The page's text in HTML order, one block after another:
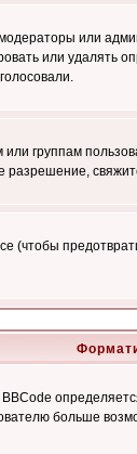
или
или
группам
разрешение,
(чтобы
больше